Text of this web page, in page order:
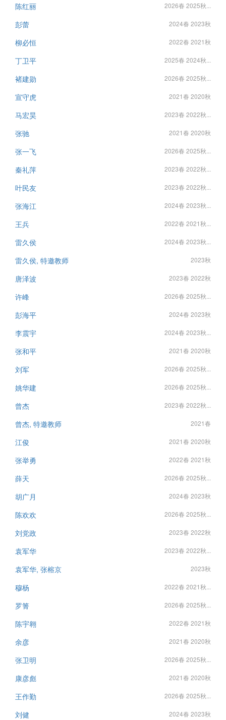
陈红丽 2026春 2025秋...
彭蕾 2024春 2023秋
柳必恒 2022春 2021秋
丁卫平 2025春 2024秋...
褚建勋 2026春 2025秋...
宣守虎 2021春 2020秋
马宏昊 2023春 2022秋...
张驰 2021春 2020秋
张一飞 2026春 2025秋...
秦礼萍 2023春 2022秋...
叶民友 2023春 2022秋...
张海江 2024春 2023秋...
王兵 2022春 2021秋...
雷久侯 2024春 2023秋...
雷久侯, 特邀教师 2023秋
唐泽波 2023春 2022秋
许峰 2026春 2025秋...
彭海平 2024春 2023秋
李震宇 2024春 2023秋...
张和平 2021春 2020秋
刘军 2026春 2025秋...
姚华建 2026春 2025秋...
曾杰 2023春 2022秋...
曾杰, 特邀教师 2021春
江俊 2021春 2020秋
张举勇 2022春 2021秋
薛天 2026春 2025秋...
胡广月 2024春 2023秋
陈欢欢 2026春 2025秋...
刘党政 2023春 2022秋
袁军华 2023春 2022秋...
袁军华, 张榕京 2023秋
穆杨 2022春 2021秋...
罗箐 2026春 2025秋...
陈宇翱 2022春 2021秋
余彦 2021春 2020秋
张卫明 2026春 2025秋...
康彦彪 2021春 2020秋
王作勤 2026春 2025秋...
刘健 2024春 2023秋